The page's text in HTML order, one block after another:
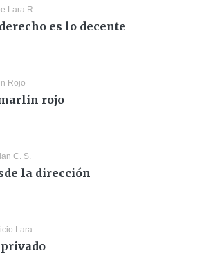
Lara R.
es lo decente
Rojo
rojo
C. S.
la dirección
Lara